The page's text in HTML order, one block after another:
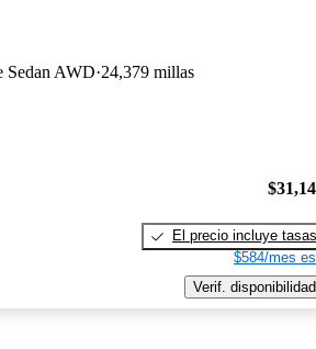
Sedan AWD 24,379 millas
El precio incluye tasas
$584/mes
Verif. disponibilidad